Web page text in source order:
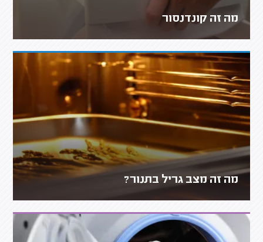
מה זה קונדנסור
מה זה מצב גריל בתנור?